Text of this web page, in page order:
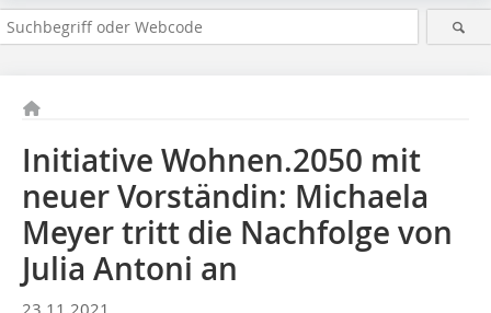
Initiative Wohnen.2050 mit
neuer Vorständin: Michaela
Meyer tritt die Nachfolge von
Julia Antoni an
23.11.2021